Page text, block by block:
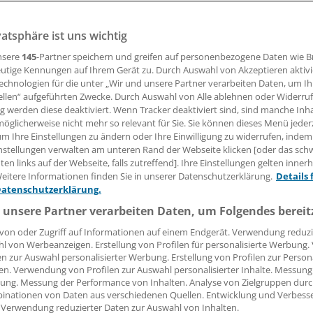
Strafgerichte sind häufig auf ärztliche Angaben
Ärzte dafür persönlich als Zeuge vor Gericht
des Bundesgerichtshofs (BGH). Geht es nur
danach das Verlesen eines Attests aus.
15:36 Uhr
einem Parkplatz in der Nähe
Der Angeklagte soll die Frau in
Dornengebüsch gestoßen
eine Vergewaltigung
schließlich fliehen.
ist uns wichtig
145-Partner speichern und greifen auf personenbezogene Daten wie
Kennungen auf Ihrem Gerät zu. Durch Auswahl von Akzeptieren
für die unter „Wir und unsere Partner verarbeiten Daten, um
aufgeführten Zwecke. Durch Auswahl von Alle ablehnen oder
werden diese deaktiviert. Wenn Tracker deaktiviert sind, sind manche
nicht mehr so relevant für Sie. Sie können dieses Menü
Ihre Einstellungen zu ändern oder Ihre Einwilligung zu widerrufen, indem
verwalten am unteren Rand der Webseite klicken [oder das
links auf der Webseite, falls zutreffend]. Ihre Einstellungen gelten
Informationen finden Sie in unserer Datenschutzerklärung. Details
Partner verarbeiten Daten, um Folgendes
oder Zugriff auf Informationen auf einem Endgerät. Verwendung
von Werbeanzeigen. Erstellung von Profilen für personalisierte
zur Auswahl personalisierter Werbung. Erstellung von Profilen zur
Verwendung von Profilen zur Auswahl personalisierter Inhalte.
Messung der Performance von Inhalten. Analyse von Zielgruppen
von Daten aus verschiedenen Quellen. Entwicklung und
reduzierter Daten zur Auswahl von Inhalten.